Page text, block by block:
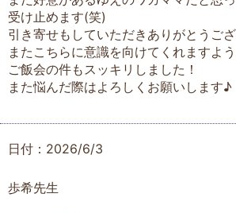
受け止めます(笑)
引き寄せもしていただきありがとうござ
またこちらに意識を向けてくれますよ
ご飯会の件もスッキリしました！
また悩んだ際はよろしくお願いします♪
日付：2026/6/3
歩希先生